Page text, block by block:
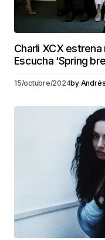
Charli XCX
Escucha ‘Spring
15/octubre/2024by